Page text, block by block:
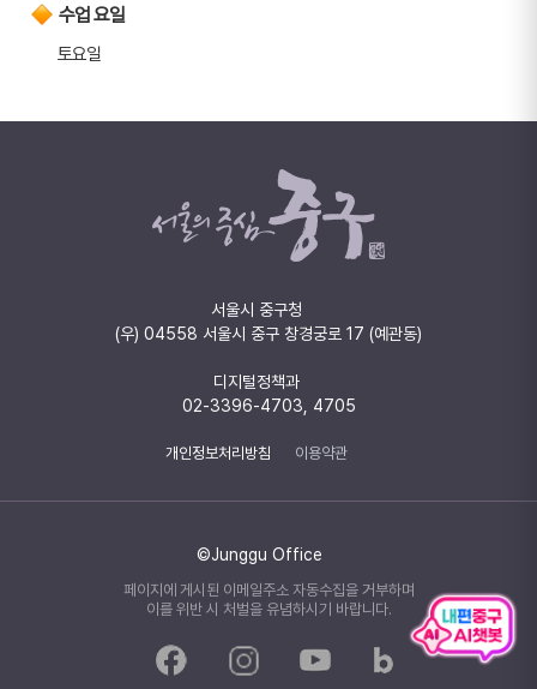
수업 요일
토요일
서울시 중구청
(우) 04558 서울시 중구 창경궁로 17 (예관동)
디지털정책과
02-3396-4703, 4705
개인정보처리방침 이용약관
©Junggu Office
페이지에 게시된 이메일주소 자동수집을 거부하며
이를 위반 시 처벌을 유념하시기 바랍니다.